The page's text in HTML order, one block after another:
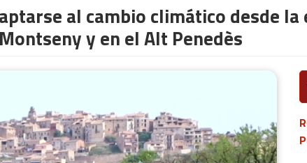
al cambio climático desde
y en el Alt Penedès